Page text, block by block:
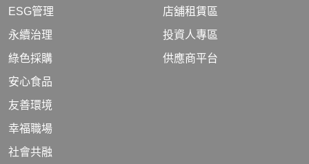
ESG管理
永續治理
綠色採購
安心食品
友善環境
幸福職場
社會共融
店舖租賃區
投資人專區
供應商平台